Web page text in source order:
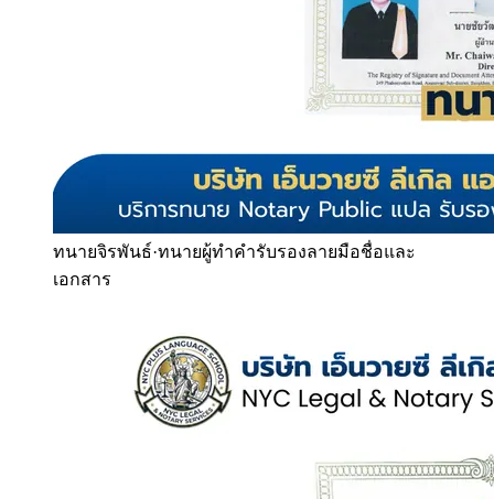
ทนายจิรพันธ์·ทนายผู้ทำคำรับรองลายมือชื่อและ
เอกสาร